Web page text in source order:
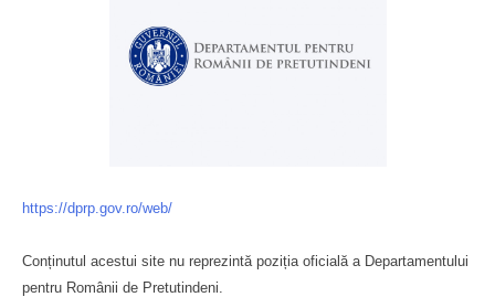
https://dprp.gov.ro/web/
Conținutul acestui site nu reprezintă poziția oficială a Departamentului
pentru Românii de Pretutindeni.